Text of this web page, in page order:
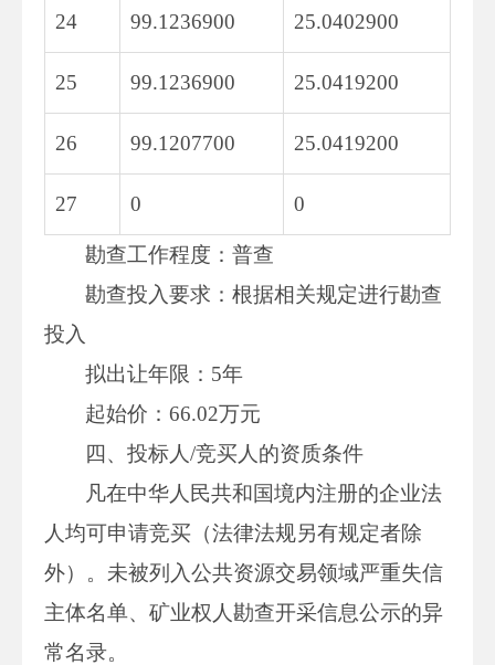
24 99.1236900 25.0402900
25 99.1236900 25.0419200
26 99.1207700 25.0419200
27 0 0
勘查工作程度：普查
勘查投入要求：根据相关规定进行勘查
投入
拟出让年限：5年
起始价：66.02万元
四、投标人/竞买人的资质条件
凡在中华人民共和国境内注册的企业法
人均可申请竞买（法律法规另有规定者除
外）。未被列入公共资源交易领域严重失信
主体名单、矿业权人勘查开采信息公示的异
常名录。